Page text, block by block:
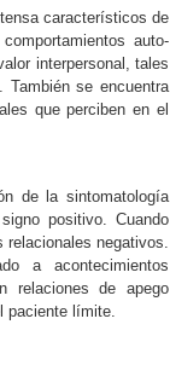
característicos de
auto-
interpersonal, tales
se encuentra
que perciben en el
de la sintomatología
positivo. Cuando
negativos.
a acontecimientos
relaciones de apego
paciente límite.